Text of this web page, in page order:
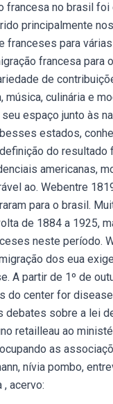
francesa no brasil foi
principalmente
franceses para
francesa para
de
música, culinária e
espaço junto às
estados,
do resultado
americanas,
ao. Webentre
para o brasil.
de 1884 a 1925,
neste período.
dos eua
A partir de 1º de
do center for
debates sobre a lei
retailleau ao
as
nívia pombo,
, acervo: